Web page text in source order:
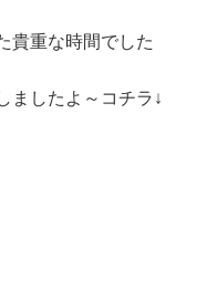
貴重な時間でした
ましたよ～コチラ↓